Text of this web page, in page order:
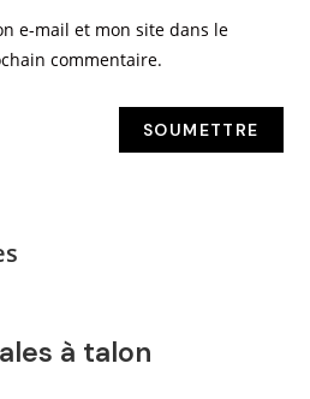
e-mail et mon site dans le
commentaire.
à talon